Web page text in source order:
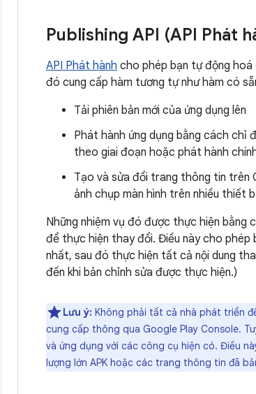
Publishing API (API Phát
API Phát hành cho phép bạn tự động hoá
đó cung cấp hàm tương tự như hàm có
Tải phiên bản mới của ứng dụng lên
Phát hành ứng dụng bằng cách chỉ
theo giai đoạn hoặc phát hành
Tạo và sửa đổi trang thông tin trên
ảnh chụp màn hình trên nhiều thiết
Những nhiệm vụ đó được thực hiện bằng
để thực hiện thay đổi. Điều này cho phép
nhất, sau đó thực hiện tất cả nội dung
đến khi bản chỉnh sửa được thực hiện.)
Lưu ý: Không phải tất cả nhà phát triển
cung cấp thông qua Google Play Console.
và ứng dụng với các công cụ hiện có. Điều
lượng lớn APK hoặc các trang thông tin đã